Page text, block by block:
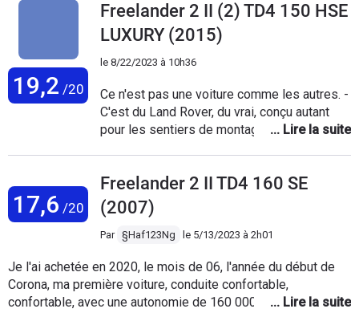
19,2 /20
Freelander 2 II (2) TD4 150 HSE
LUXURY (2015)
le 8/22/2023 à 10h36
Ce n'est pas une voiture comme les autres. -
C'est du Land Rover, du vrai, conçu autant
pour les sentiers de montagnes que pour
en dit long c'est son prix. J'ai acheté la
mienne en Octobre 2018 et il arrive qu'on
m'en propose le même prix (voir un peu
plus), malgré ses 46000km
pourrait me tenter pour la remplacer, c'est la
XC 60 de VOLVO. Peut-être un jour ...
17,6 /20
Freelander 2 II TD4 160 SE
(2007)
Par §Haf123Ng le 5/13/2023 à 2h01
Je l'ai achetée en 2020, le mois de 06, l'année du début de
Corona, ma première voiture, conduite confortable,
confortable, avec une autonomie de 160 000 km, maintenant